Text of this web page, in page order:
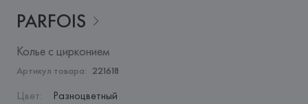
PARFOIS
Колье с цирконием
Артикул товара: 221618
Цвет: Разноцветный